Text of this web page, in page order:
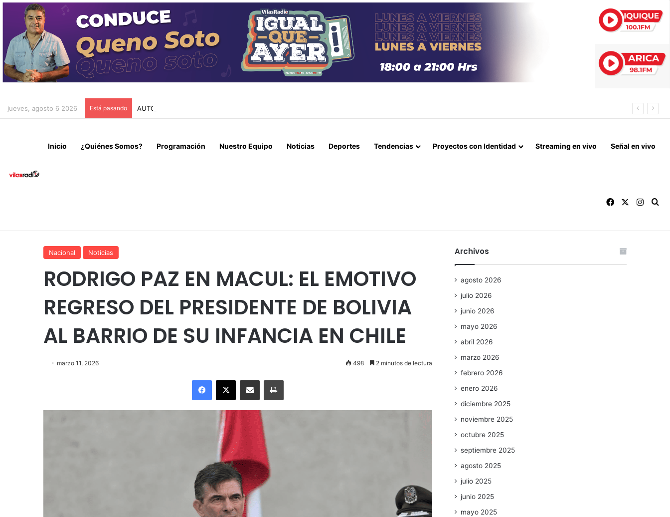
jueves, agosto 6 2026 Está pasando AUTORIDADES REGIONALES Y CANCILLERÍA ABORDAN SEGURIDAD TRANSNACIONAL EN EL CORREDOR BIOCEÁNICO
Inicio ¿Quiénes Somos? Programación Nuestro Equipo Noticias Deportes Tendencias Proyectos con Identidad Streaming en vivo Señal en vivo
Facebook
Nacional Noticias
RODRIGO PAZ EN MACUL: EL EMOTIVO
REGRESO DEL PRESIDENTE DE BOLIVIA
AL BARRIO DE SU INFANCIA EN CHILE
marzo 11, 2026 498 2 minutos de lectura
Facebook
X Enviar vía email Imprimir
Archivos
agosto 2026
julio 2026
junio 2026
mayo 2026
abril 2026
marzo 2026
febrero 2026
enero 2026
diciembre 2025
noviembre 2025
octubre 2025
septiembre 2025
agosto 2025
julio 2025
junio 2025
mayo 2025